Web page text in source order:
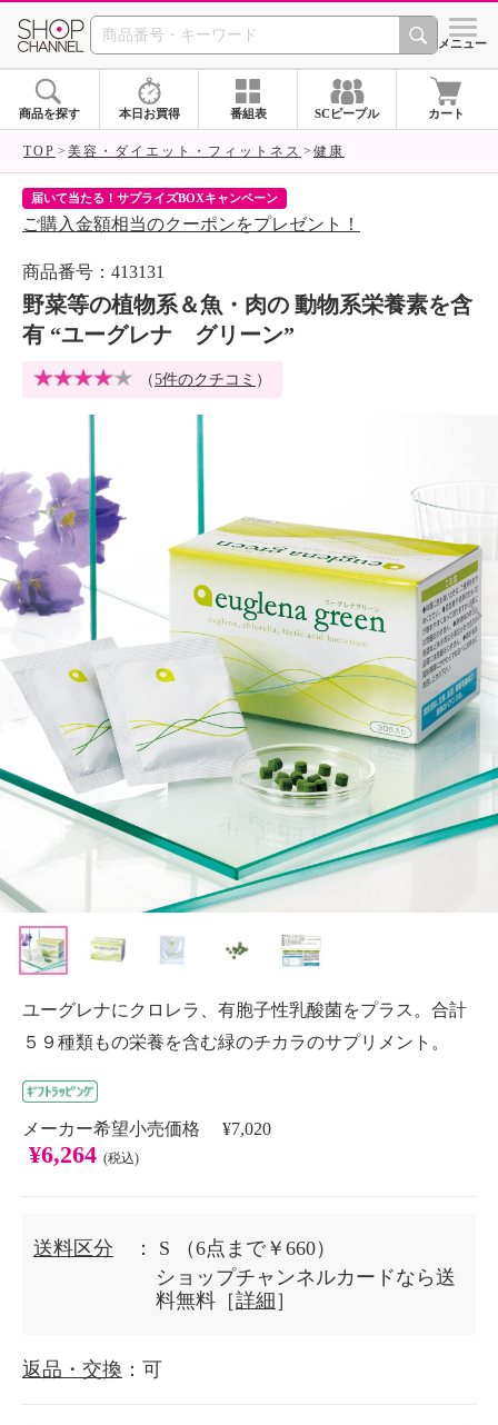
SHOP CHANNEL シメニュー
商品を探す 本日お買得 番組表 SCピープル カート
TOP 美容・ダイエット・フィットネス 健康
届いて当たる！サプライズBOXキャンペーン
ご購入金額相当のクーポンをプレゼント！
商品番号：413131
野菜等の植物系＆魚・肉の 動物系栄養素を含
有 “ユーグレナ グリーン”
（5件のクチコミ ）
ユーグレナにクロレラ、有胞子性乳酸菌をプラス。合計
５９種類もの栄養を含む緑のチカラのサプリメント。
メーカー希望小売価格 ¥7,020
¥6,264 (税込)
送料区分 ： S
（6点まで￥660）
ショップチャンネルカードなら送
料無料［詳細 ］
返品・交換 ：可